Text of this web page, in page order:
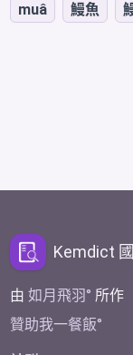
muâ
鰻魚
Kemdict
由如月飛羽 所作
贊助我一餐飯